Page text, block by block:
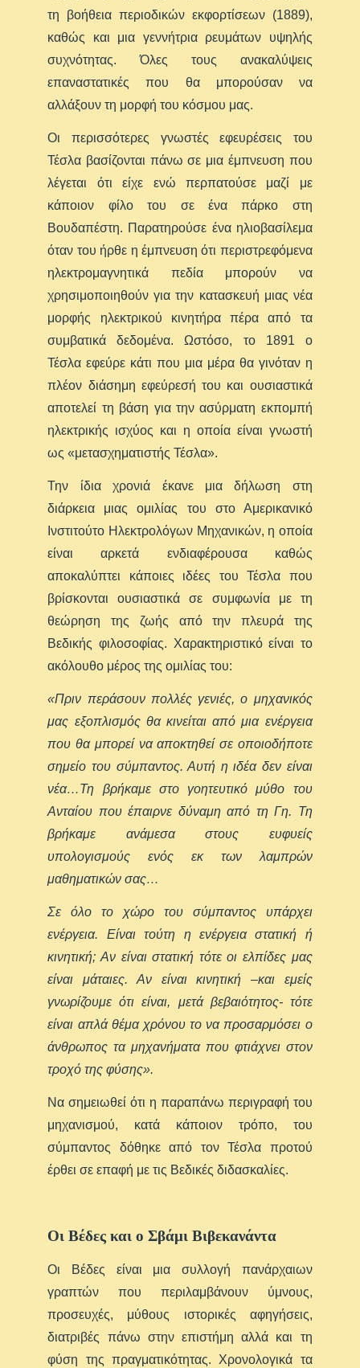
τη βοήθεια περιοδικών εκφορτίσεων (1889),
καθώς και μια γεννήτρια ρευμάτων υψηλής
συχνότητας. Όλες τους ανακαλύψεις
επαναστατικές που θα μπορούσαν να
αλλάξουν τη μορφή του κόσμου μας.
Οι περισσότερες γνωστές εφευρέσεις του
Τέσλα βασίζονται πάνω σε μια έμπνευση που
λέγεται ότι είχε ενώ περπατούσε μαζί με
κάποιον φίλο του σε ένα πάρκο στη
Βουδαπέστη. Παρατηρούσε ένα ηλιοβασίλεμα
όταν του ήρθε η έμπνευση ότι περιστρεφόμενα
ηλεκτρομαγνητικά πεδία μπορούν να
χρησιμοποιηθούν για την κατασκευή μιας νέα
μορφής ηλεκτρικού κινητήρα πέρα από τα
συμβατικά δεδομένα. Ωστόσο, το 1891 ο
Τέσλα εφεύρε κάτι που μια μέρα θα γινόταν η
πλέον διάσημη εφεύρεσή του και ουσιαστικά
αποτελεί τη βάση για την ασύρματη εκπομπή
ηλεκτρικής ισχύος και η οποία είναι γνωστή
ως «μετασχηματιστής Τέσλα».
Την ίδια χρονιά έκανε μια δήλωση στη
διάρκεια μιας ομιλίας του στο Αμερικανικό
Ινστιτούτο Ηλεκτρολόγων Μηχανικών, η οποία
είναι αρκετά ενδιαφέρουσα καθώς
αποκαλύπτει κάποιες ιδέες του Τέσλα που
βρίσκονται ουσιαστικά σε συμφωνία με τη
θεώρηση της ζωής από την πλευρά της
Βεδικής φιλοσοφίας. Χαρακτηριστικό είναι το
ακόλουθο μέρος της ομιλίας του:
«Πριν περάσουν πολλές γενιές, ο μηχανικός
μας εξοπλισμός θα κινείται από μια ενέργεια
που θα μπορεί να αποκτηθεί σε οποιοδήποτε
σημείο του σύμπαντος. Αυτή η ιδέα δεν είναι
νέα…Τη βρήκαμε στο γοητευτικό μύθο του
Ανταίου που έπαιρνε δύναμη από τη Γη. Τη
βρήκαμε ανάμεσα στους ευφυείς
υπολογισμούς ενός εκ των λαμπρών
μαθηματικών σας…
Σε όλο το χώρο του σύμπαντος υπάρχει
ενέργεια. Είναι τούτη η ενέργεια στατική ή
κινητική; Αν είναι στατική τότε οι ελπίδες μας
είναι μάταιες. Αν είναι κινητική –και εμείς
γνωρίζουμε ότι είναι, μετά βεβαιότητος- τότε
είναι απλά θέμα χρόνου το να προσαρμόσει ο
άνθρωπος τα μηχανήματα που φτιάχνει στον
τροχό της φύσης».
Να σημειωθεί ότι η παραπάνω περιγραφή του
μηχανισμού, κατά κάποιον τρόπο, του
σύμπαντος δόθηκε από τον Τέσλα προτού
έρθει σε επαφή με τις Βεδικές διδασκαλίες.
Οι Βέδες και ο Σβάμι Βιβεκανάντα
Οι Βέδες είναι μια συλλογή πανάρχαιων
γραπτών που περιλαμβάνουν ύμνους,
προσευχές, μύθους ιστορικές αφηγήσεις,
διατριβές πάνω στην επιστήμη αλλά και τη
φύση της πραγματικότητας. Χρονολογικά τα